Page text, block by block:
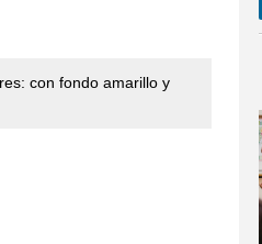
con fondo amarillo y